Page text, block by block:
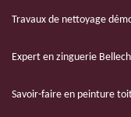
Travaux de nettoyage
Expert en zinguerie
Savoir-faire en peinture